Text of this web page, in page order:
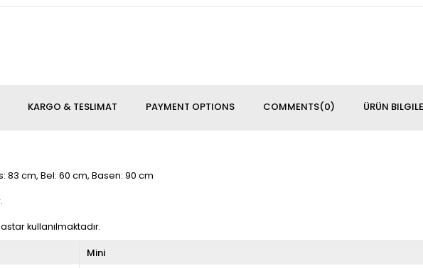
COMMENTS(0)
PAYMENT OPTIONS ÜRÜN
KARGO & TESLIMAT
83 cm, Bel: 60 cm, Basen: 90 cm
kullanılmaktadır.
Mini